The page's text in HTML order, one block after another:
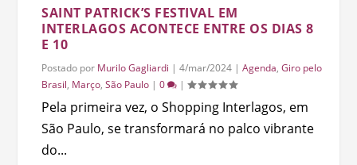
SAINT PATRICK’S FESTIVAL EM
INTERLAGOS ACONTECE ENTRE OS DIAS 8
E 10
Postado por Murilo Gagliardi |4/mar/2024 |Agenda,Giro pelo
Brasil, Março,São Paulo |0 |
Pela primeira vez, o Shopping Interlagos, em
São Paulo, se transformará no palco vibrante
do...